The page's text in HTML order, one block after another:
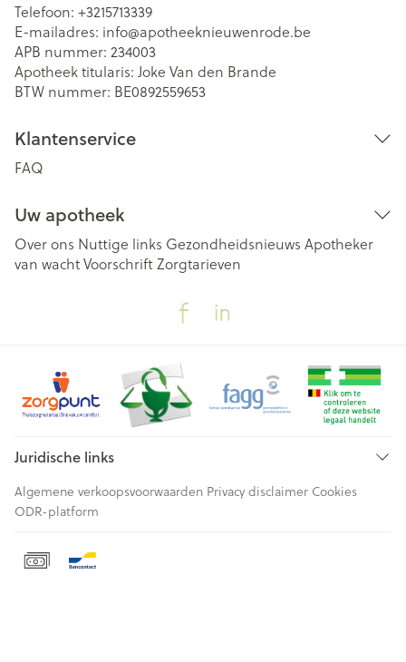
Telefoon: +3215713339
E-mailadres: info@apotheeknieuwenrode.be
APB nummer: 234003
Apotheek titularis: Joke Van den Brande
BTW nummer: BE0892559653
Klantenservice
FAQ
Uw apotheek
Over ons Nuttige links Gezondheidsnieuws Apotheker
van wachtVoorschriftZorgtarieven
Juridische links
Algemene verkoopsvoorwaarden Privacy disclaimer Cookies
ODR-platform